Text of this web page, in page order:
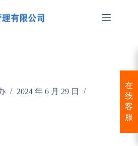
2024 年 6 月 29 日
在
线
客
服